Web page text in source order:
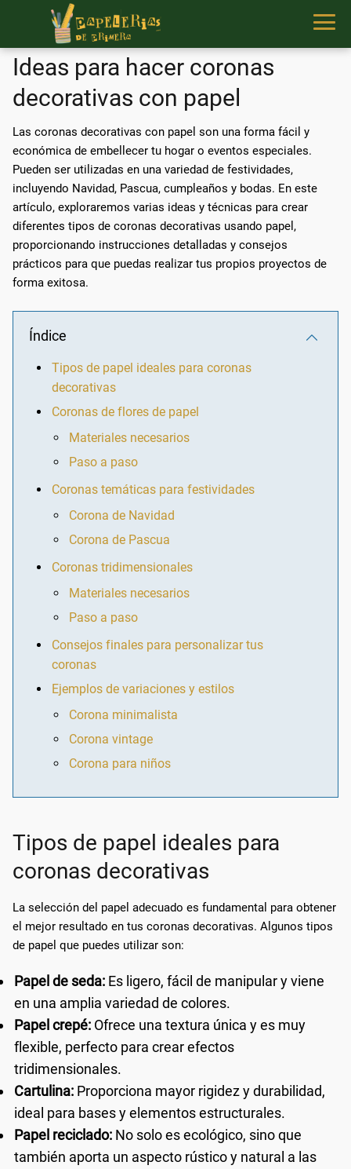
Ideas para hacer coronas
decorativas con papel
Las coronas decorativas con papel son una forma fácil y
económica de embellecer tu hogar o eventos especiales.
Pueden ser utilizadas en una variedad de festividades,
incluyendo Navidad, Pascua, cumpleaños y bodas. En este
artículo, exploraremos varias ideas y técnicas para crear
diferentes tipos de coronas decorativas usando papel,
proporcionando instrucciones detalladas y consejos
prácticos para que puedas realizar tus propios proyectos de
forma exitosa.
Índice
Tipos de papel ideales para coronas
decorativas
Coronas de flores de papel
Materiales necesarios
Paso a paso
Coronas temáticas para festividades
Corona de Navidad
Corona de Pascua
Coronas tridimensionales
Materiales necesarios
Paso a paso
Consejos finales para personalizar tus
coronas
Ejemplos de variaciones y estilos
Corona minimalista
Corona vintage
Corona para niños
Tipos de papel ideales para
coronas decorativas
La selección del papel adecuado es fundamental para obtener
el mejor resultado en tus coronas decorativas. Algunos tipos
de papel que puedes utilizar son:
Papel de seda: Es ligero, fácil de manipular y viene
en una amplia variedad de colores.
Papel crepé: Ofrece una textura única y es muy
flexible, perfecto para crear efectos
tridimensionales.
Cartulina: Proporciona mayor rigidez y durabilidad,
ideal para bases y elementos estructurales.
Papel reciclado: No solo es ecológico, sino que
también aporta un aspecto rústico y natural a las